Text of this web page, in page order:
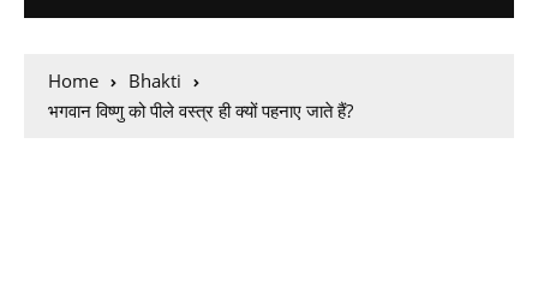
Home
Bhakti
भगवान विष्णु को पीले वस्त्र ही क्यों पहनाए जाते हैं?